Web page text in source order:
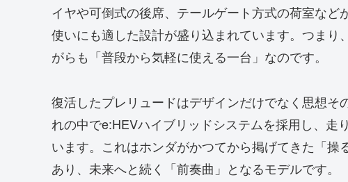
イヤや可倒式の後席、テールゲート方式の荷室な
使いにも適した設計が盛り込まれています。つま
がらも「普段から気軽に使える一台」なのです。
復活したプレリュードはデザインだけでなく思想
れの中でe:HEVハイブリッドシステムを採用し、走
います。これはホンダがかつてから掲げてきた「
あり、未来へと続く「前奏曲」となるモデルです。